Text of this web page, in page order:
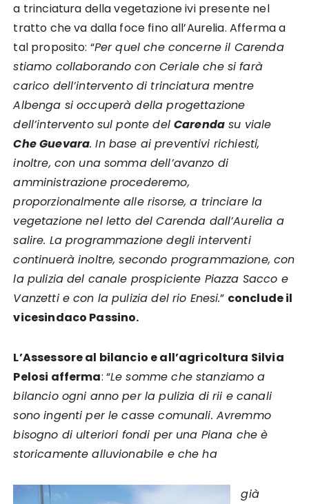
a trinciatura della vegetazione ivi presente nel
tratto che va dalla foce fino all’Aurelia. Afferma a
tal proposito: “Per quel che concerne il Carenda
stiamo collaborando con Ceriale che si farà
carico dell’intervento di trinciatura mentre
Albenga si occuperà della progettazione
dell’intervento sul ponte del Carenda su viale
Che Guevara.In base ai preventivi richiesti,
inoltre, con una somma dell’avanzo di
amministrazione procederemo,
proporzionalmente alle risorse, a trinciare la
vegetazione nel letto del Carenda dall’Aurelia a
salire. La programmazione degli interventi
continuerà inoltre, secondo programmazione, con
la pulizia del canale prospiciente Piazza Sacco e
Vanzetti e con la pulizia del rio Enesi.” conclude il
vicesindaco Passino.
L’Assessore al bilancio e all’agricoltura Silvia
Pelosi afferma: “Le somme che stanziamo a
bilancio ogni anno per la pulizia di rii e canali
sono ingenti per le casse comunali. Avremmo
bisogno di ulteriori fondi per una Piana che è
storicamente alluvionabile e che ha
già